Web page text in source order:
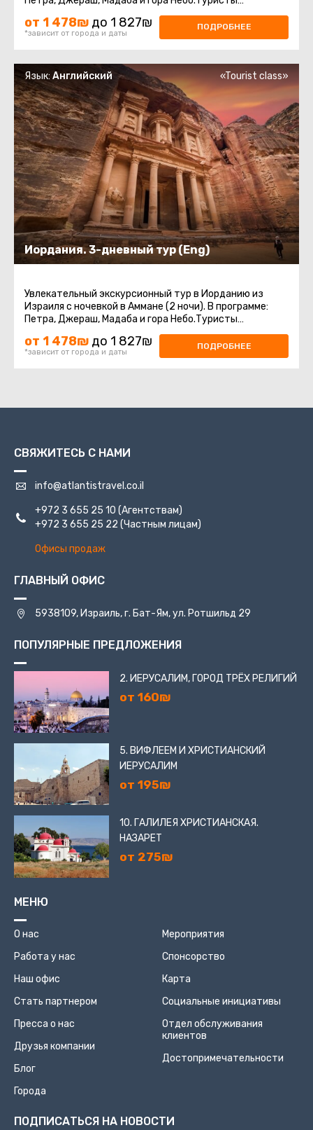
стремятся в Иорданию со всего ...
от 1 478₪ до 1 827₪
*зависит от города и даты
ПОДРОБНЕЕ
Иордания. 3-дневный тур (Eng)
Язык: Английский «Tourist class»
Увлекательный экскурсионный тур в Иорданию из
Израиля с ночевкой в Аммане (2 ночи). В программе:
Петра, Джераш, Мадаба и гора Небо.Туристы
стремятся в Иорданию со всего ...
от 1 478₪ до 1 827₪
*зависит от города и даты
ПОДРОБНЕЕ
СВЯЖИТЕСЬ С НАМИ
info@atlantistravel.co.il
+972 3 655 25 10 (Агентствам)
+972 3 655 25 22 (Частным лицам)
Офисы продаж
ГЛАВНЫЙ ОФИС
5938109, Израиль, г. Бат-Ям, ул. Ротшильд 29
ПОПУЛЯРНЫЕ ПРЕДЛОЖЕНИЯ
2. ИЕРУСАЛИМ, ГОРОД ТРЁХ РЕЛИГИЙ
от 160₪
5. ВИФЛЕЕМ И ХРИСТИАНСКИЙ
ИЕРУСАЛИМ
от 195₪
10. ГАЛИЛЕЯ ХРИСТИАНСКАЯ.
НАЗАРЕТ
от 275₪
МЕНЮ
О нас
Работа у нас
Наш офис
Стать партнером
Пресса о нас
Друзья компании
Блог
Города
Мероприятия
Спонсорство
Карта
Социальные инициативы
Отдел обслуживания
клиентов
Достопримечательности
ПОДПИСАТЬСЯ НА НОВОСТИ